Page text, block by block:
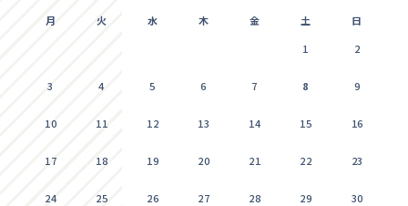
月
火 水 木 金 土
日
1
2
3 4 5 6 7 8 9
10 11 12 13 14 15 16
17 18 19 20 21 22 23
24 25 26 27 28 29 30